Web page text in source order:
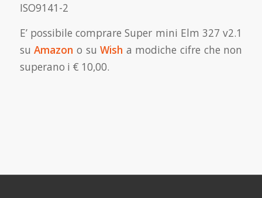
ISO9141-2
E’ possibile comprare Super mini Elm 327 v2.1
suAmazon o su Wish a modiche cifre che non
superano i € 10,00.